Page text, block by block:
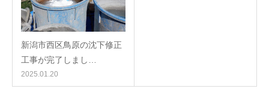
新潟市西区鳥原の沈下修正
工事が完了しまし…
2025.01.20